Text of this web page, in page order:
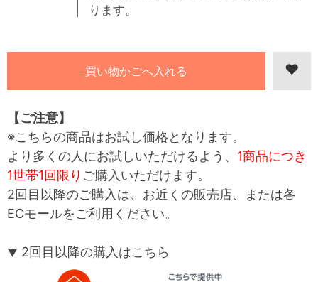
ります。
【ご注意】
※こちらの商品はお試し価格となります。
より多くの人にお試しいただけるよう、 1商品につき
1世帯1回限り ご購入いただけます。
2回目以降のご購入は、お近くの販売店、または各
ECモールをご利用ください。
▼ 2回目以降の購入はこちら